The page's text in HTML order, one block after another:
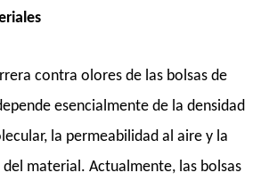
contra olores de las bolsas de
esencialmente de la densidad
la permeabilidad al aire y la
material. Actualmente, las bolsas